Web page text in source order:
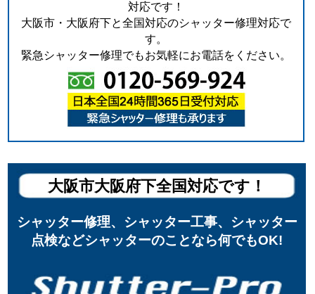
対応です！
大阪市・大阪府下と全国対応のシャッター修理対応で
す。
緊急シャッター修理でもお気軽にお電話をください。
大阪市大阪府下全国対応です！
シャッター修理、シャッター工事、シャッター
点検などシャッターのことなら何でもOK!